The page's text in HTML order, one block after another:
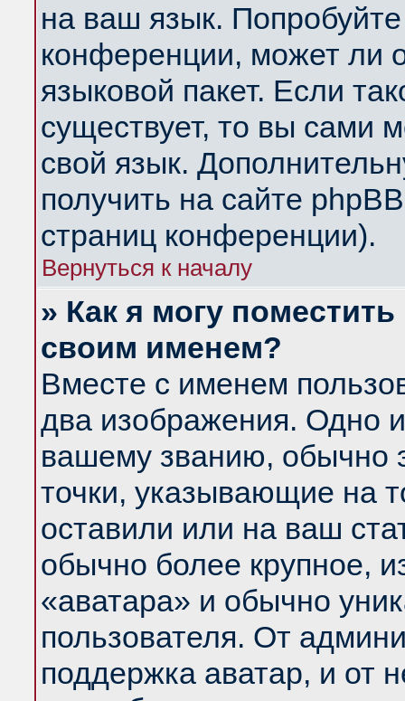
на ваш язык.
конференции, может ли
языковой пакет. Если
существует, то вы сами
свой язык.
получить на сайте
страниц конференции).
Вернуться к началу
» Как я могу
своим именем?
Вместе с именем
два изображения. Одно
вашему званию, обычно
точки, указывающие на
оставили или на ваш
обычно более крупное,
«аватара» и обычно
пользователя. От
поддержка аватар, и от